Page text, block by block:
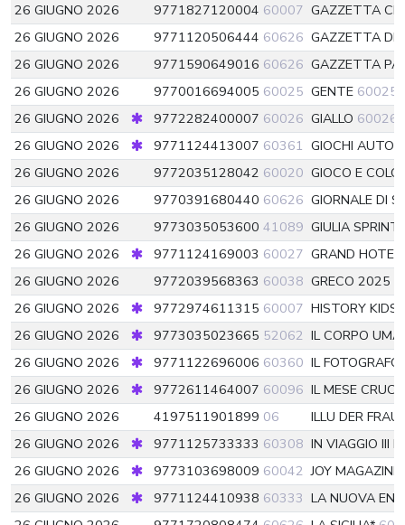
26 GIUGNO 2026
9771827120004 60007 GAZZETTA
26 GIUGNO 2026
9771120506444 60626 GAZZETTA
26 GIUGNO 2026
9771590649016 60626 GAZZETTA
26 GIUGNO 2026
9770016694005 60025 GENTE 60025
26 GIUGNO 2026
9772282400007 60026 GIALLO 60026
26 GIUGNO 2026
9771124413007 60361 GIOCHI
26 GIUGNO 2026
9772035128042 60020 GIOCO E
26 GIUGNO 2026
9770391680440 60626 GIORNALE DI
26 GIUGNO 2026
9773035053600 41089 GIULIA
26 GIUGNO 2026
9771124169003 60027 GRAND HOTEL
26 GIUGNO 2026
9772039568363 60038 GRECO 2025
26 GIUGNO 2026
9772974611315 60007 HISTORY KIDS
26 GIUGNO 2026
9773035023665 52062 IL CORPO
26 GIUGNO 2026
9771122696006 60360 IL FOTOGRAFO
26 GIUGNO 2026
9772611464007 60096 IL MESE
26 GIUGNO 2026
4197511901899 06 ILLU DER FRAU
26 GIUGNO 2026
9771125733333 60308 IN VIAGGIO III
26 GIUGNO 2026
9773103698009 60042 JOY MAGAZINE
26 GIUGNO 2026
9771124410938 60333 LA NUOVA